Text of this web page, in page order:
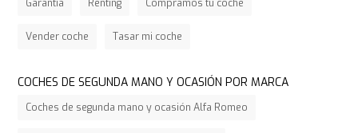
Garantía Renting Compramos tu coche
Vender coche Tasar mi coche
COCHES DE SEGUNDA MANO Y OCASIÓN POR MARCA
Coches de segunda mano y ocasión Alfa Romeo